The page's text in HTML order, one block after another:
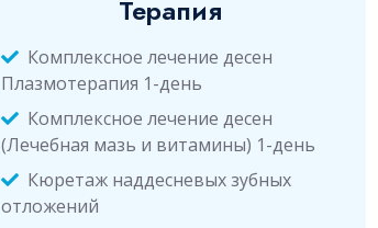
Терапия
Комплексное лечение десен
Плазмотерапия 1-день
Комплексное лечение десен
(Лечебная мазь и витамины) 1-день
Кюретаж наддесневых зубных
отложений